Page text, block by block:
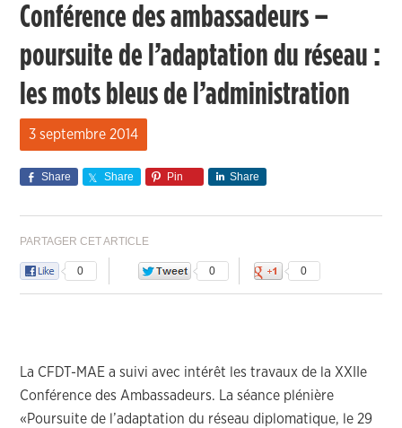
Conférence des ambassadeurs –
poursuite de l’adaptation du réseau :
les mots bleus de l’administration
3 septembre 2014
Share Share Pin Share
PARTAGER CET ARTICLE
0 0 0
La CFDT-MAE a suivi avec intérêt les travaux de la XXIIe
Conférence des Ambassadeurs. La séance plénière
«Poursuite de l’adaptation du réseau diplomatique, le 29